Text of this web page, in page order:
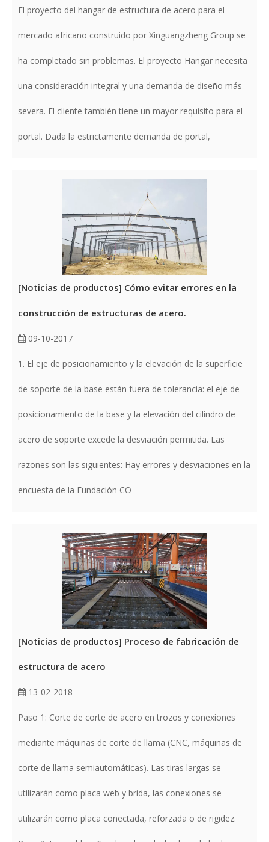
El proyecto del hangar de estructura de acero para el
mercado africano construido por Xinguangzheng Group se
ha completado sin problemas. El proyecto Hangar necesita
una consideración integral y una demanda de diseño más
severa. El cliente también tiene un mayor requisito para el
portal. Dada la estrictamente demanda de portal,
[Noticias de productos] Cómo evitar errores en la
construcción de estructuras de acero.
09-10-2017
1. El eje de posicionamiento y la elevación de la superficie
de soporte de la base están fuera de tolerancia: el eje de
posicionamiento de la base y la elevación del cilindro de
acero de soporte excede la desviación permitida. Las
razones son las siguientes: Hay errores y desviaciones en la
encuesta de la Fundación CO
[Noticias de productos] Proceso de fabricación de
estructura de acero
13-02-2018
Paso 1: Corte de corte de acero en trozos y conexiones
mediante máquinas de corte de llama (CNC, máquinas de
corte de llama semiautomáticas). Las tiras largas se
utilizarán como placa web y brida, las conexiones se
utilizarán como placa conectada, reforzada o de rigidez.